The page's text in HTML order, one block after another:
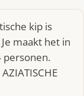
kip is
maakt het in
personen.